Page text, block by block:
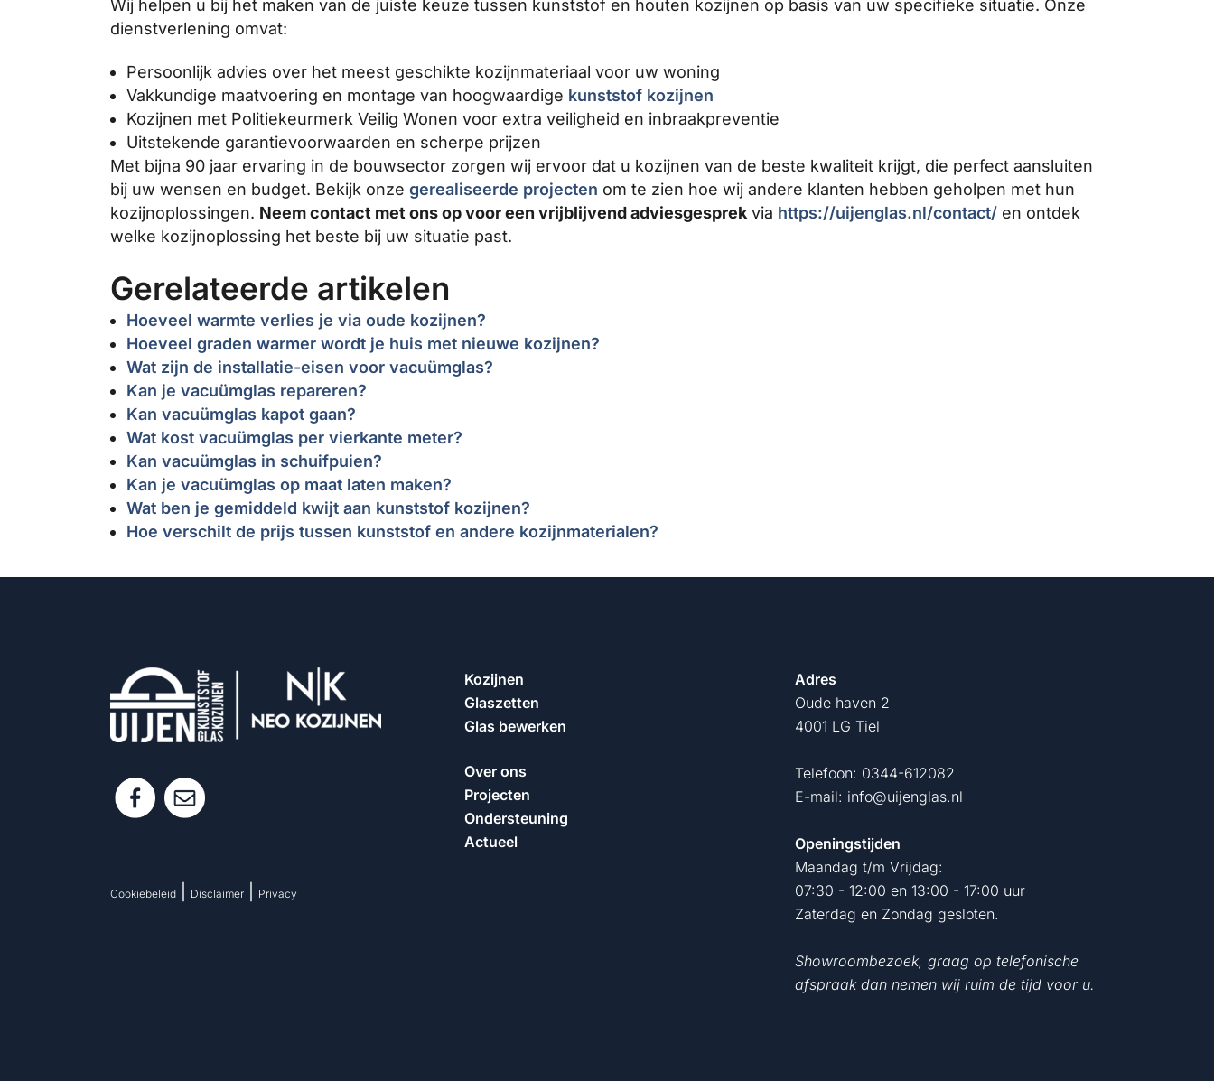
Wij helpen u bij het maken van de juiste keuze tussen kunststof en houten kozijnen op basis van uw specifieke situatie. Onze
dienstverlening omvat:
Persoonlijk advies over het meest geschikte kozijnmateriaal voor uw woning
Vakkundige maatvoering en montage van hoogwaardige kunststof kozijnen
Kozijnen met Politiekeurmerk Veilig Wonen voor extra veiligheid en inbraakpreventie
Uitstekende garantievoorwaarden en scherpe prijzen
Met bijna 90 jaar ervaring in de bouwsector zorgen wij ervoor dat u kozijnen van de beste kwaliteit krijgt, die perfect aansluiten
bij uw wensen en budget. Bekijk onze gerealiseerde projecten om te zien hoe wij andere klanten hebben geholpen met hun
kozijnoplossingen. Neem contact met ons op voor een vrijblijvend adviesgesprek via https://uijenglas.nl/contact/ en ontdek
welke kozijnoplossing het beste bij uw situatie past.
Gerelateerde artikelen
Hoeveel warmte verlies je via oude kozijnen?
Hoeveel graden warmer wordt je huis met nieuwe kozijnen?
Wat zijn de installatie-eisen voor vacuümglas?
Kan je vacuümglas repareren?
Kan vacuümglas kapot gaan?
Wat kost vacuümglas per vierkante meter?
Kan vacuümglas in schuifpuien?
Kan je vacuümglas op maat laten maken?
Wat ben je gemiddeld kwijt aan kunststof kozijnen?
Hoe verschilt de prijs tussen kunststof en andere kozijnmaterialen?
Cookiebeleid Disclaimer Privacy
Kozijnen
Glaszetten
Glas bewerken
Over ons
Projecten
Ondersteuning
Actueel
Adres
Oude haven 2
4001 LG Tiel
Telefoon: 0344-612082
E-mail: info@uijenglas.nl
Openingstijden
Maandag t/m Vrijdag:
07:30 - 12:00 en 13:00 - 17:00 uur
Zaterdag en Zondag gesloten.
Showroombezoek, graag op telefonische
afspraak dan nemen wij ruim de tijd voor u.